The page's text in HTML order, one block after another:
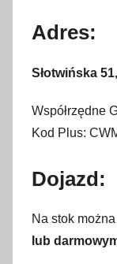
Adres:
Słotwińska
Współrzędne
Kod Plus:
Dojazd:
Na stok
lub